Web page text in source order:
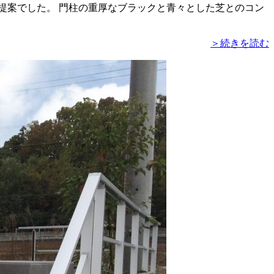
でした。 門柱の重厚なブラックと青々とした芝とのコン
＞続きを読む